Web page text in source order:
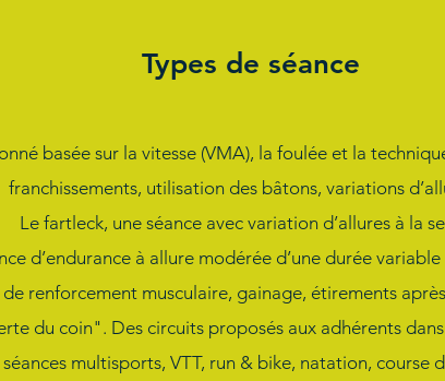
Types de séance
basée sur la vitesse (VMA), la foulée et la
franchissements, utilisation des bâtons, variations
Le fartleck, une séance avec variation d’allures à la
d’endurance à allure modérée d’une durée
de renforcement musculaire, gainage, étirements
du coin". Des circuits proposés aux adhérents
séances multisports, VTT, run & bike, natation, course